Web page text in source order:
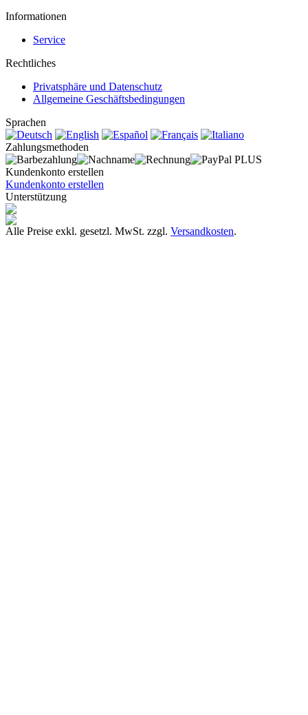
Informationen
Service
Rechtliches
Privatsphäre und Datenschutz
Allgemeine Geschäftsbedingungen
Sprachen
Zahlungsmethoden
Kundenkonto erstellen
Kundenkonto erstellen
Unterstützung
Alle Preise exkl. gesetzl. MwSt. zzgl. Versandkosten.